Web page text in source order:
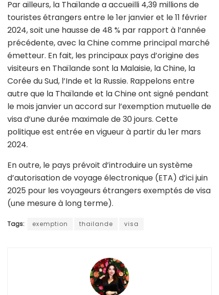
Par ailleurs, la Thaïlande a accueilli 4,39 millions de
touristes étrangers entre le 1er janvier et le 11 février
2024, soit une hausse de 48 % par rapport à l’année
précédente, avec la Chine comme principal marché
émetteur. En fait, les principaux pays d’origine des
visiteurs en Thaïlande sont la Malaisie, la Chine, la
Corée du Sud, l’Inde et la Russie. Rappelons entre
autre que la Thaïlande et la Chine ont signé pendant
le mois janvier un accord sur l’exemption mutuelle de
visa d’une durée maximale de 30 jours. Cette
politique est entrée en vigueur à partir du 1er mars
2024.
En outre, le pays prévoit d’introduire un système
d’autorisation de voyage électronique (ETA) d’ici juin
2025 pour les voyageurs étrangers exemptés de visa
(une mesure à long terme).
Tags: exemption thailande visa